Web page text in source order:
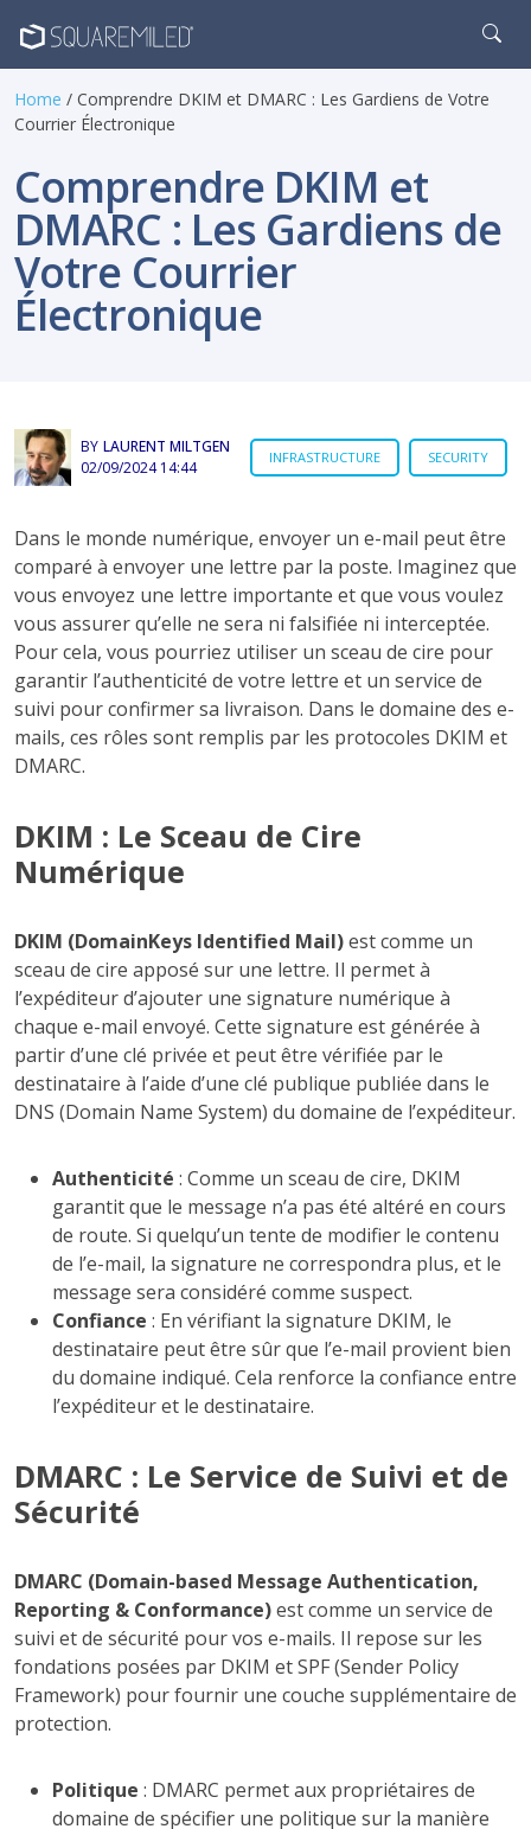
Home / Comprendre DKIM et DMARC : Les Gardiens de Votre
Courrier Électronique
Comprendre DKIM et
DMARC : Les Gardiens de
Votre Courrier
Électronique
BY LAURENT MILTGEN
02/09/2024 14:44
INFRASTRUCTURE SECURITY
Dans le monde numérique, envoyer un e-mail peut être
comparé à envoyer une lettre par la poste. Imaginez que
vous envoyez une lettre importante et que vous voulez
vous assurer qu’elle ne sera ni falsifiée ni interceptée.
Pour cela, vous pourriez utiliser un sceau de cire pour
garantir l’authenticité de votre lettre et un service de
suivi pour confirmer sa livraison. Dans le domaine des e-
mails, ces rôles sont remplis par les protocoles DKIM et
DMARC.
DKIM : Le Sceau de Cire
Numérique
DKIM (DomainKeys Identified Mail)est comme un
sceau de cire apposé sur une lettre. Il permet à
l’expéditeur d’ajouter une signature numérique à
chaque e-mail envoyé. Cette signature est générée à
partir d’une clé privée et peut être vérifiée par le
destinataire à l’aide d’une clé publique publiée dans le
DNS (Domain Name System) du domaine de l’expéditeur.
Authenticité : Comme un sceau de cire, DKIM
garantit que le message n’a pas été altéré en cours
de route. Si quelqu’un tente de modifier le contenu
de l’e-mail, la signature ne correspondra plus, et le
message sera considéré comme suspect.
Confiance : En vérifiant la signature DKIM, le
destinataire peut être sûr que l’e-mail provient bien
du domaine indiqué. Cela renforce la confiance entre
l’expéditeur et le destinataire.
DMARC : Le Service de Suivi et de
Sécurité
DMARC (Domain-based Message Authentication,
Reporting & Conformance)est comme un service de
suivi et de sécurité pour vos e-mails. Il repose sur les
fondations posées par DKIM et SPF (Sender Policy
Framework) pour fournir une couche supplémentaire de
protection.
Politique : DMARC permet aux propriétaires de
domaine de spécifier une politique sur la manière